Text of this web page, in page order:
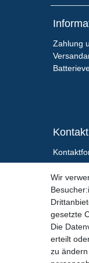
Wir
gesetzte
Die
erteilt
zu
Zahlung
Kontakt
+49
Do -